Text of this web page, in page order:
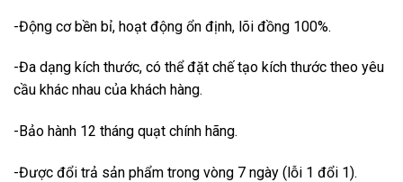
-Động cơ bền bỉ, hoạt động ổn định, lõi đồng 100%.
-Đa dạng kích thước, có thể đặt chế tạo kích thước theo yêu
cầu khác nhau của khách hàng.
-Bảo hành 12 tháng quạt chính hãng.
-Được đổi trả sản phẩm trong vòng 7 ngày (lỗi 1 đổi 1).